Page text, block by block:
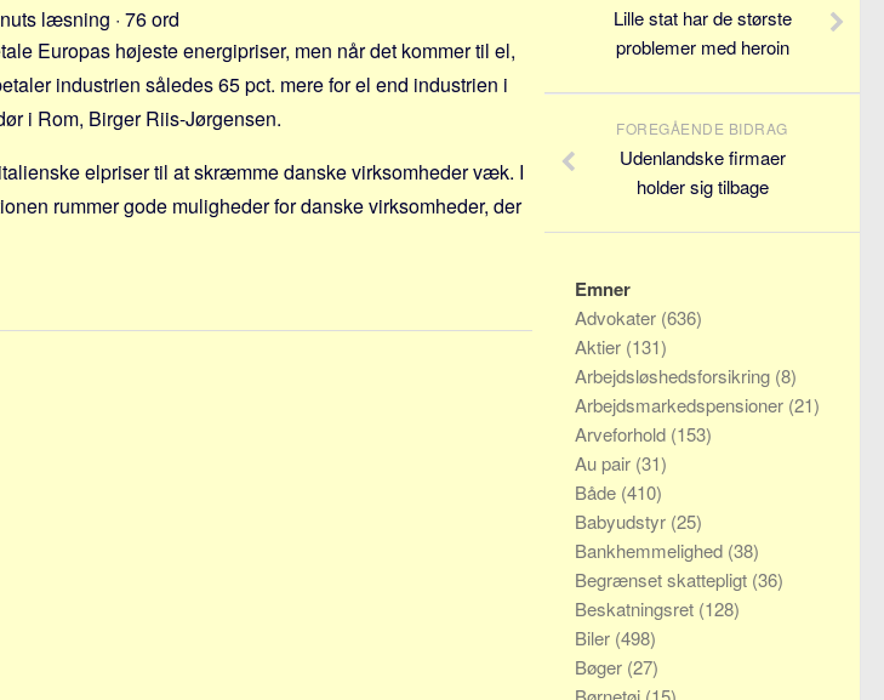
læsning · 76 ord
Europas højeste energipriser, men når det kommer til el,
industrien således 65 pct. mere for el end industrien i
i Rom, Birger Riis-Jørgensen.
elpriser til at skræmme danske virksomheder væk. I
rummer gode muligheder for danske virksomheder, der
Lille stat har de største
problemer med heroin
FOREGÅENDE BIDRAG
Udenlandske firmaer
holder sig tilbage
Emner
Advokater (636)
Aktier (131)
Arbejdsløshedsforsikring (8)
Arbejdsmarkedspensioner (21)
Arveforhold (153)
Au pair (31)
Både (410)
Babyudstyr (25)
Bankhemmelighed (38)
Begrænset skattepligt (36)
Beskatningsret (128)
Biler (498)
Bøger (27)